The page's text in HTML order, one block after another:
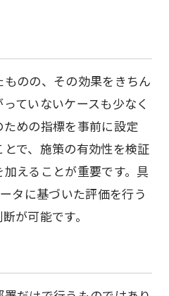
のの、その効果をきちん
ていないケースも少なく
めの指標を事前に設定
で、施策の有効性を検証
えることが重要です。具
タに基づいた評価を行う
が可能です。